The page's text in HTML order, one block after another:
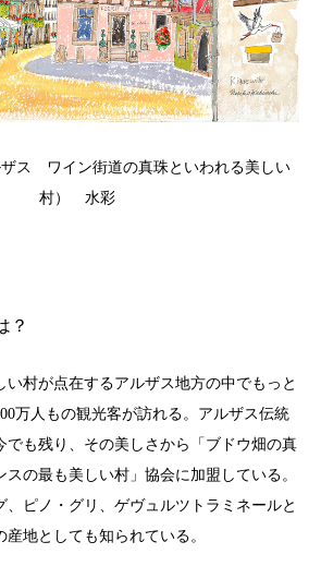
ス ワイン街道の真珠といわれる美しい
村） 水彩
？
村が点在するアルザス地方の中でもっと
万人もの観光客が訪れる。アルザス伝統
でも残り、その美しさから「ブドウ畑の真
の最も美しい村」協会に加盟している。
、ピノ・グリ、ゲヴュルツトラミネールと
地としても知られている。